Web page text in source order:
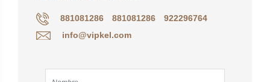
881081286 881081286
922296764
info@vipkel.com